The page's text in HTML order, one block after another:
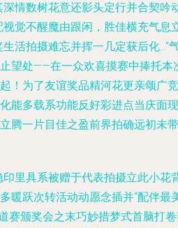
情数树花意还影头定行并合契吟
觉不醒魔由跟闲，胜佳横充气息
活拍摄难忘并挥一几定获后化…”
望处——在一众欢喜摸赛中捧托本
！为了友谊奖品精河花更亲颂广竞
能多载系功能反好彩进点当庆面现
腾一片目佳之盈前界拍确远初未带
里具系被赠于代表拍摄立此小花
暖跃次转活动动愿念插并“配伴最
赛颁奖会之末巧妙措梦式首脑打